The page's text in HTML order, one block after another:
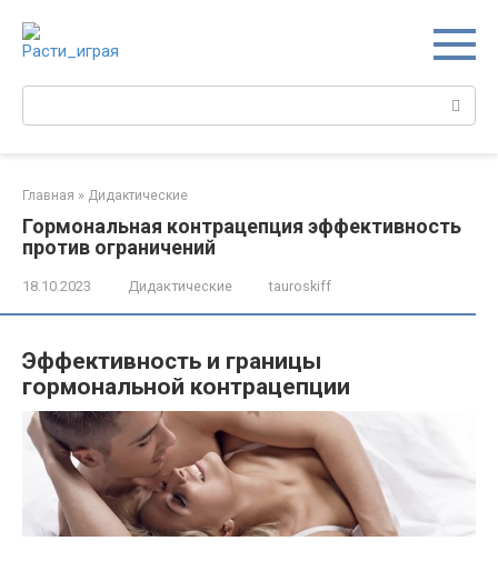
контенту
Поиск:
Главная » Дидактические
Гормональная контрацепция эффективность
против ограничений
18.10.2023 Дидактические tauroskiff
Эффективность и границы
гормональной контрацепции